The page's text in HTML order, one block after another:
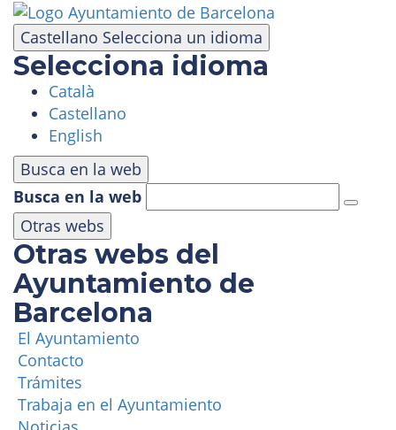
Castellano Selecciona un idioma
Selecciona idioma
Català
Castellano
English
Busca en la web
Busca en la web
Otras webs
Otras webs del
Ayuntamiento de
Barcelona
El Ayuntamiento
Contacto
Trámites
Trabaja en el Ayuntamiento
Pasar
contenido
principal
VISITA
PARQUE DE ATRACCIONES
ÁREA PANORÁMICA
MASÍA TIBIDABO
FUNICULAR
TIBICLUB